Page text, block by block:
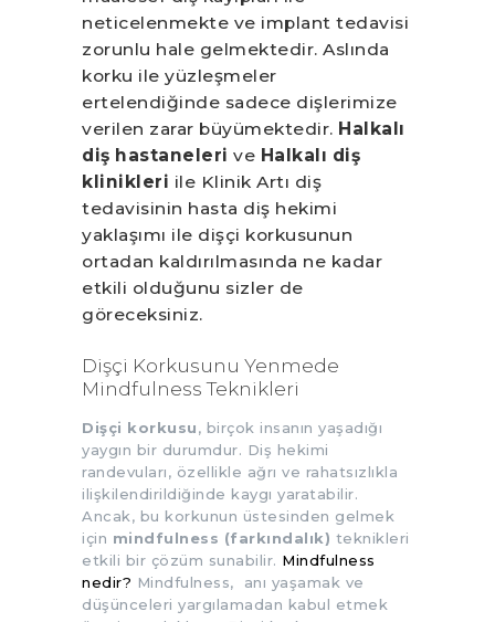
neticelenmekte ve implant tedavisi
zorunlu hale gelmektedir. Aslında
korku ile yüzleşmeler
ertelendiğinde sadece dişlerimize
verilen zarar büyümektedir. Halkalı
diş hastaneleri ve Halkalı diş
klinikleri ile Klinik Artı diş
tedavisinin hasta diş hekimi
yaklaşımı ile dişçi korkusunun
ortadan kaldırılmasında ne kadar
etkili olduğunu sizler de
göreceksiniz.
Dişçi Korkusunu Yenmede
Mindfulness Teknikleri
Dişçi korkusu, birçok insanın yaşadığı
yaygın bir durumdur. Diş hekimi
randevuları, özellikle ağrı ve rahatsızlıkla
ilişkilendirildiğinde kaygı yaratabilir.
Ancak, bu korkunun üstesinden gelmek
için mindfulness (farkındalık) teknikleri
etkili bir çözüm sunabilir. Mindfulness
nedir? Mindfulness, anı yaşamak ve
düşünceleri yargılamadan kabul etmek